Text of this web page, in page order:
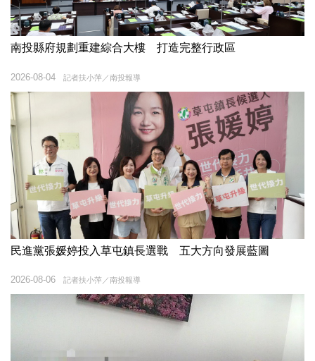
南投縣府規劃重建綜合大樓 打造完整行政區
記者扶小萍／南投報導
2026-08-04
民進黨張媛婷投入草屯鎮長選戰 五大方向發展藍圖
記者扶小萍／南投報導
2026-08-06